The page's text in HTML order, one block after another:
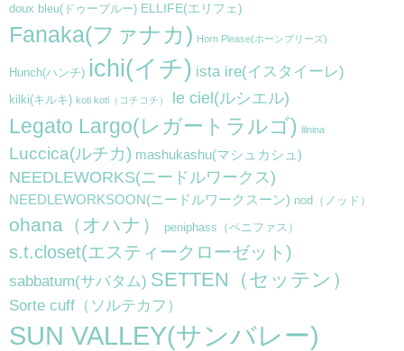
doux bleu(ドゥーブルー) ELLIFE(エリフェ)
Fanaka(ファナカ) Horn Please(ホーンプリーズ)
Hunch(ハンチ) ichi(イチ) ista ire(イスタイーレ)
kilki(キルキ) koti koti（コチコチ） le ciel(ルシエル)
Legato Largo(レガートラルゴ) lilnina
Luccica(ルチカ) mashukashu(マシュカシュ)
NEEDLEWORKS(ニードルワークス)
NEEDLEWORKSOON(ニードルワークスーン) nod（ノッド）
ohana（オハナ） peniphass（ペニファス）
s.t.closet(エスティークローゼット)
sabbatum(サバタム) SETTEN（セッテン）
Sorte cuff（ソルテカフ）
SUN VALLEY(サンバレー)